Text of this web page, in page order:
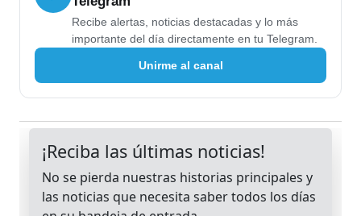
Recibe alertas, noticias destacadas y lo más
importante del día directamente en tu Telegram.
Unirme al canal